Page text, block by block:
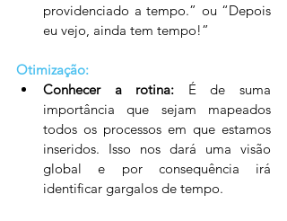
providenciado a tempo.” ou “Depois
eu vejo, ainda tem tempo!”
Otimização:
Conhecer a rotina: É de suma
importância que sejam mapeados
todos os processos em que estamos
inseridos. Isso nos dará uma visão
global e por consequência irá
identificar gargalos de tempo.